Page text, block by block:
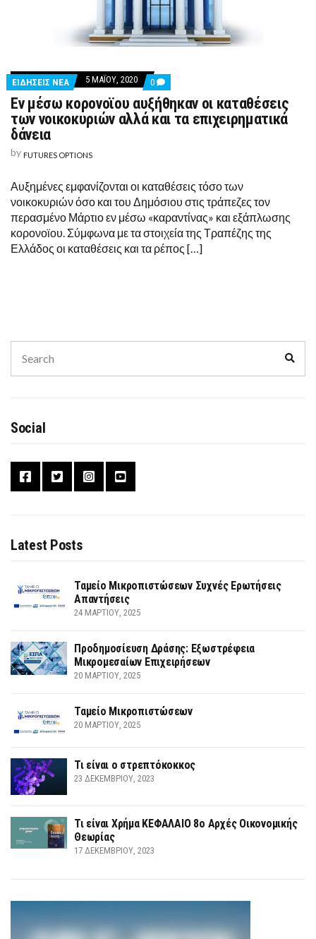
ΕΙΔΗΣΕΙΣ ΝΕΑ 5 ΜΑΪ́ΟΥ, 2020 0 COMMENTS
ON
ΕΝ
ΜΈΣΩ
ΚΟΡΟΝΟΪΟΥ
ΑΛΛΆ
ΚΑΙ
ΤΑ
ΕΠΙΧΕΙΡΗΜΑΤΙΚΆ
ΔΆΝΕΙΑ
Εν μέσω κορονοϊου αυξήθηκαν οι καταθέσεις
των νοικοκυριών αλλά και τα επιχειρηματικά
δάνεια
by FUTURES OPTIONS
Αυξημένες εμφανίζονται οι καταθέσεις τόσο των
νοικοκυριών όσο και του Δημόσιου στις τράπεζες τον
περασμένο Μάρτιο εν μέσω «καραντίνας» και εξάπλωσης
κορονοϊου. Σύμφωνα με τα στοιχεία της Τραπέζης της
Ελλάδος οι καταθέσεις και τα ρέπος […]
for:
Social
Latest Posts
Ταμείο Μικροπιστώσεων Συχνές Ερωτήσεις
Απαντήσεις
24 ΜΑΡΤΊΟΥ, 2025
Προδημοσίευση Δράσης: Εξωστρέφεια
Μικρομεσαίων Επιχειρήσεων
20 ΜΑΡΤΊΟΥ, 2025
Ταμείο Μικροπιστώσεων
20 ΜΑΡΤΊΟΥ, 2025
Τι είναι ο στρεπτόκοκκος
23 ΔΕΚΕΜΒΡΊΟΥ, 2023
Τι είναι Χρήμα ΚΕΦΑΛΑΙΟ 8ο Αρχές Οικονομικής
Θεωρίας
17 ΔΕΚΕΜΒΡΊΟΥ, 2023